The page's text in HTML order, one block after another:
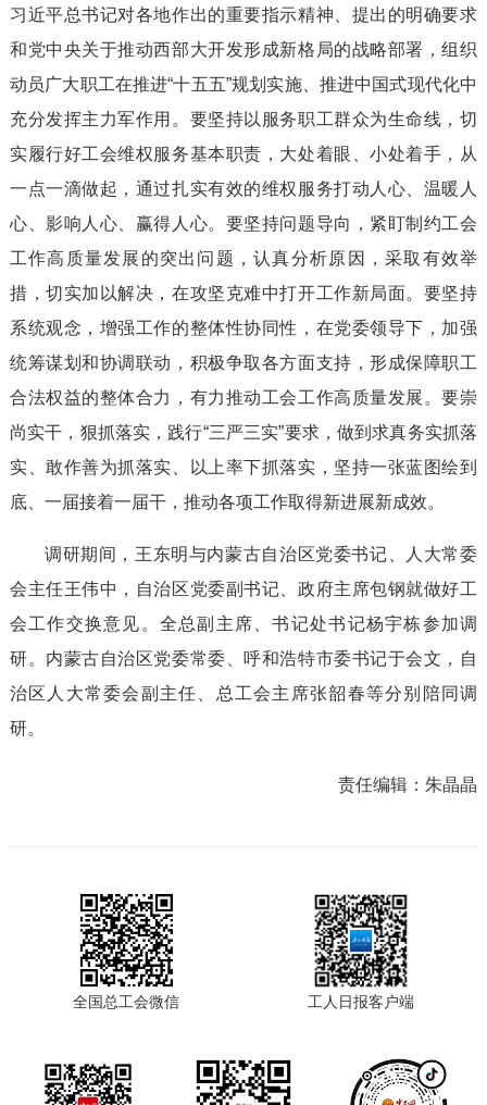
习近平总书记对各地作出的重要指示精神、提出的明确要求
和党中央关于推动西部大开发形成新格局的战略部署，组织
动员广大职工在推进“十五五”规划实施、推进中国式现代化中
充分发挥主力军作用。要坚持以服务职工群众为生命线，切
实履行好工会维权服务基本职责，大处着眼、小处着手，从
一点一滴做起，通过扎实有效的维权服务打动人心、温暖人
心、影响人心、赢得人心。要坚持问题导向，紧盯制约工会
工作高质量发展的突出问题，认真分析原因，采取有效举
措，切实加以解决，在攻坚克难中打开工作新局面。要坚持
系统观念，增强工作的整体性协同性，在党委领导下，加强
统筹谋划和协调联动，积极争取各方面支持，形成保障职工
合法权益的整体合力，有力推动工会工作高质量发展。要崇
尚实干，狠抓落实，践行“三严三实”要求，做到求真务实抓落
实、敢作善为抓落实、以上率下抓落实，坚持一张蓝图绘到
底、一届接着一届干，推动各项工作取得新进展新成效。
调研期间，王东明与内蒙古自治区党委书记、人大常委
会主任王伟中，自治区党委副书记、政府主席包钢就做好工
会工作交换意见。全总副主席、书记处书记杨宇栋参加调
研。内蒙古自治区党委常委、呼和浩特市委书记于会文，自
治区人大常委会副主任、总工会主席张韶春等分别陪同调
研。
责任编辑：朱晶晶
全国总工会微信 工人日报客户端